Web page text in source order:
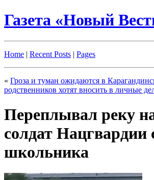
Газета «Новый
Home | Recent Posts | Pages
« Гроза и туман ожидаются в
родственников хотят вносить в личные
Переплывал реку
солдат Нацгвардии
школьника